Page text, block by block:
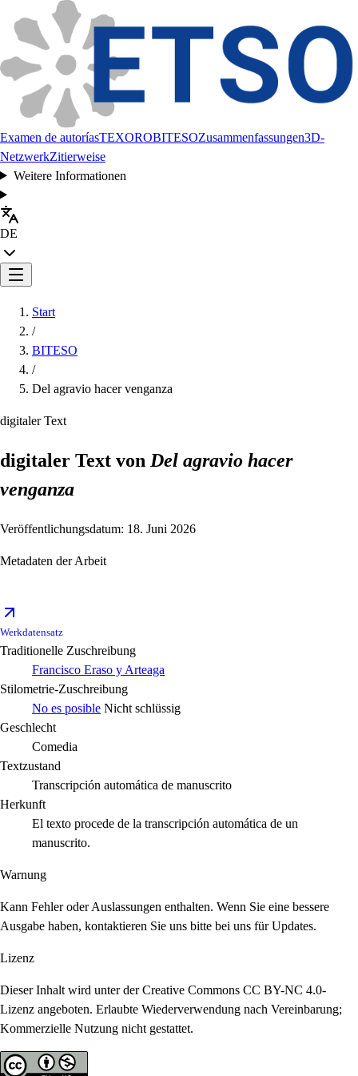
Examen de autoríasTEXOROBITESOZusammenfassungen3D-
NetzwerkZitierweise
Weitere Informationen
DE
Start
/
BITESO
/
Del agravio hacer venganza
digitaler Text
digitaler Text von Del agravio hacer
venganza
Veröffentlichungsdatum: 18. Juni 2026
Metadaten der Arbeit
Werkdatensatz
Traditionelle Zuschreibung
Francisco Eraso y Arteaga
Stilometrie-Zuschreibung
No es posible Nicht schlüssig
Geschlecht
Comedia
Textzustand
Transcripción automática de manuscrito
Herkunft
El texto procede de la transcripción automática de un
manuscrito.
Warnung
Kann Fehler oder Auslassungen enthalten. Wenn Sie eine bessere
Ausgabe haben, kontaktieren Sie uns bitte bei uns für Updates.
Lizenz
Dieser Inhalt wird unter der Creative Commons CC BY-NC 4.0-
Lizenz angeboten. Erlaubte Wiederverwendung nach Vereinbarung;
Kommerzielle Nutzung nicht gestattet.